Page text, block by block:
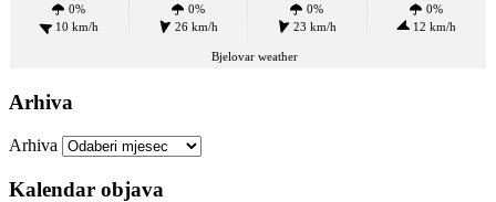
0%
10 km/h
0%
26 km/h
0%
23 km/h
0%
12 km/h
Bjelovar weather
Arhiva
Arhiva
Kalendar objava